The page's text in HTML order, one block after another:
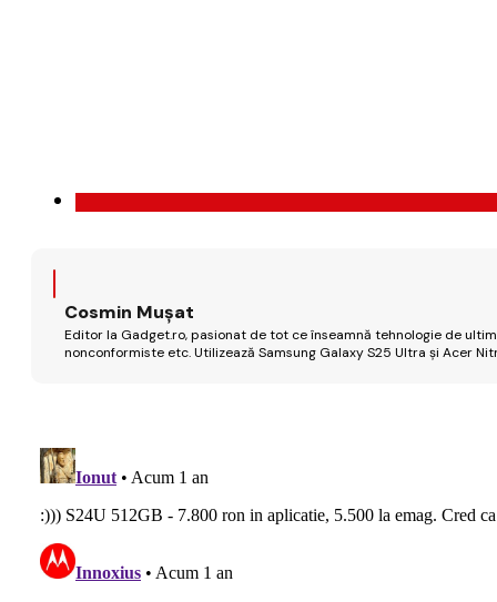
Cosmin Mușat
Editor la Gadget.ro, pasionat de tot ce înseamnă tehnologie de
nonconformiste etc. Utilizează Samsung Galaxy S25 Ultra și Acer